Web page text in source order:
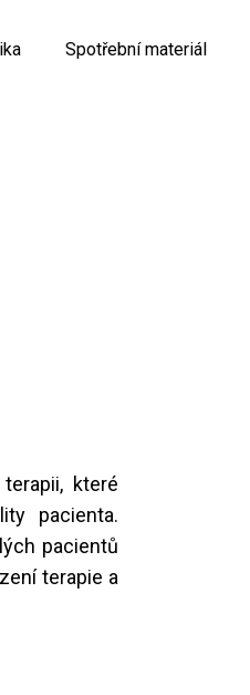
Spotřební materiál
které
pacienta.
pacientů
terapie a